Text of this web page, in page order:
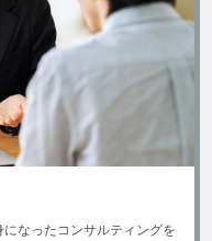
なったコンサルティングを